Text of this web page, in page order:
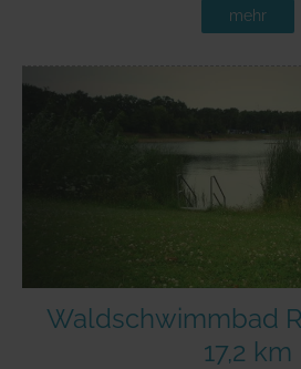
mehr
Waldschwimmbad
17,2 km